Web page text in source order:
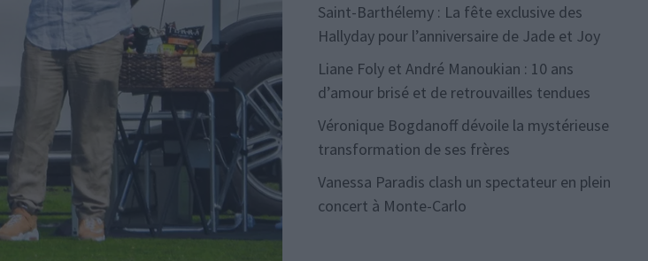
Saint-Barthélemy : La fête exclusive des
Hallyday pour l’anniversaire de Jade et Joy
Liane Foly et André Manoukian : 10 ans
d’amour brisé et de retrouvailles tendues
Véronique Bogdanoff dévoile la mystérieuse
transformation de ses frères
Vanessa Paradis clash un spectateur en plein
concert à Monte-Carlo